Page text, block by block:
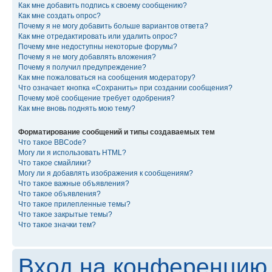
Как мне добавить подпись к своему сообщению?
Как мне создать опрос?
Почему я не могу добавить больше вариантов ответа?
Как мне отредактировать или удалить опрос?
Почему мне недоступны некоторые форумы?
Почему я не могу добавлять вложения?
Почему я получил предупреждение?
Как мне пожаловаться на сообщения модератору?
Что означает кнопка «Сохранить» при создании сообщения?
Почему моё сообщение требует одобрения?
Как мне вновь поднять мою тему?
Форматирование сообщений и типы создаваемых тем
Что такое BBCode?
Могу ли я использовать HTML?
Что такое смайлики?
Могу ли я добавлять изображения к сообщениям?
Что такое важные объявления?
Что такое объявления?
Что такое прилепленные темы?
Что такое закрытые темы?
Что такое значки тем?
Вход на конференцию